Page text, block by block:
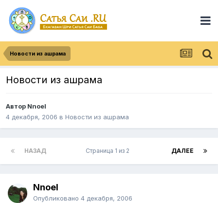
Новости из ашрама
Новости из ашрама
Автор Nnoel
4 декабря, 2006 в Новости из ашрама
НАЗАД ДАЛЕЕ
Страница 1 из 2
Nnoel
Опубликовано 4 декабря, 2006